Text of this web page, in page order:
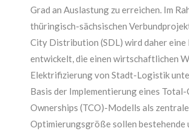
Grad an Auslastung zu erreichen. Im
thüringisch-sächsischen
City Distribution (SDL) wird daher
entwickelt, die einen wirtschaftlichen
Elektrifizierung von Stadt-Logistik
Basis der Implementierung eines
Ownerships (TCO)-Modells als zentrale
Optimierungsgröße sollen bestehende